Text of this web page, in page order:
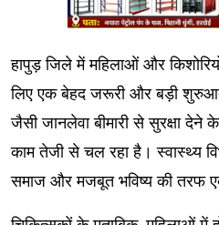
हापुड़ जिले में महिलाओं और
लिए एक बेहद जरूरी और बड़ी
जैसी जानलेवा बीमारी से सुरक्षा देने
काम तेजी से चल रहा है। स्वास्थ्य
समाज और मजबूत भविष्य की तरफ